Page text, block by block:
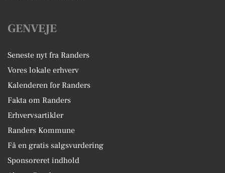
GENVEJE
Seneste nyt fra Randers
Vores lokale erhverv
Kalenderen for Randers
Fakta om Randers
Erhvervsartikler
Randers Kommune
Få en gratis salgsvurdering
Sponsoreret indhold